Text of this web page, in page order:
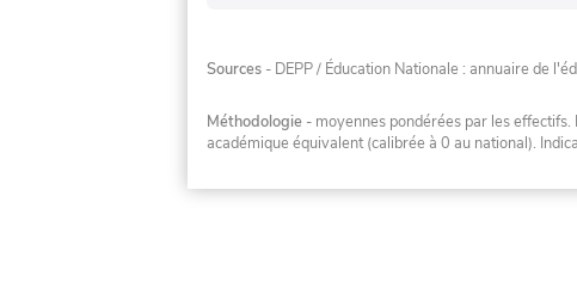
Sources - DEPP / Éducation Nationale : annuaire de
Méthodologie - moyennes pondérées par les
académique équivalent (calibrée à 0 au national).